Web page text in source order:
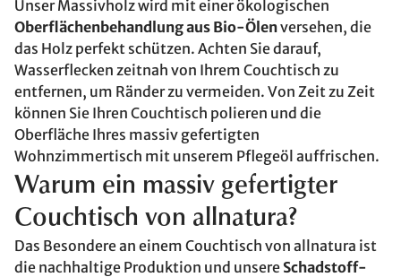
Unser Massivholz wird mit einer ökologischen
Oberflächenbehandlung aus Bio-Ölenversehen, die
das Holz perfekt schützen. Achten Sie darauf,
Wasserflecken zeitnah von Ihrem Couchtisch zu
entfernen, um Ränder zu vermeiden. Von Zeit zu Zeit
können Sie Ihren Couchtisch polieren und die
Oberfläche Ihres massiv gefertigten
Wohnzimmertisch mit unserem Pflegeöl auffrischen.
Warum ein massiv gefertigter
Couchtisch von allnatura?
Das Besondere an einem Couchtisch von allnatura ist
die nachhaltige Produktion und unsere Schadstoff-